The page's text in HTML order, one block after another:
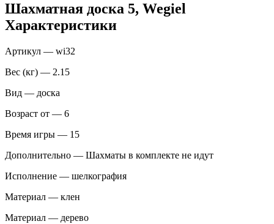
Шахматная доска 5, Wegiel
Характеристики
Артикул — wi32
Вес (кг) — 2.15
Вид — доска
Возраст от — 6
Время игры — 15
Дополнительно — Шахматы в комплекте не идут
Исполнение — шелкография
Материал — клен
Материал — дерево